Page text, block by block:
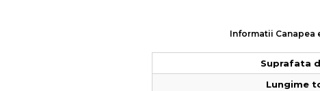
Informatii Canapea
Suprafata
Lungime